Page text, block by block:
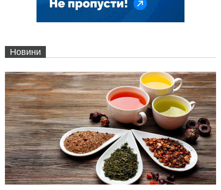
Новини